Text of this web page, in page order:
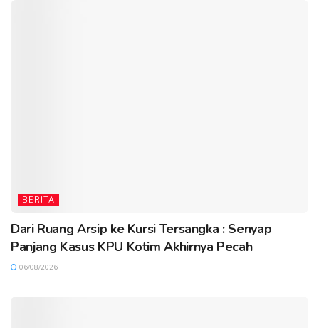
BERITA
Dari Ruang Arsip ke Kursi Tersangka : Senyap
Panjang Kasus KPU Kotim Akhirnya Pecah
06/08/2026